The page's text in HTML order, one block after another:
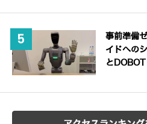
事前準備
イドへの
と